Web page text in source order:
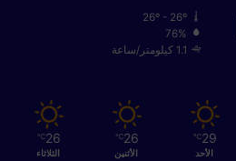
26º - 26º
76%
1.1 كيلومتر/ساعة
29
℃
الأحد
26
℃
الأثنين
26
℃
الثلاثاء